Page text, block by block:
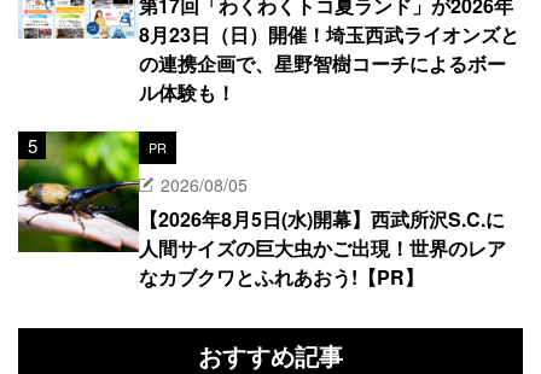
8月23日（日）開催！埼玉西武ライオンズと
の連携企画で、星野智樹コーチによるボー
ル体験も！
PR
2026/08/05
【2026年8月5日(水)開幕】西武所沢S.C.に
人間サイズの巨大虫かご出現！世界のレア
なカブクワとふれあおう!【PR】
おすすめ記事